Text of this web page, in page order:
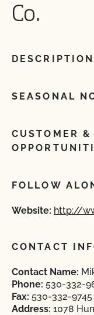
Co.
DESCRIPTION
SEASONAL
CUSTOMER
FOLLOW
Website: http://
CONTACT
Contact Name:
Phone: 530-332-
Fax: 530-332-9745
Address: 1078